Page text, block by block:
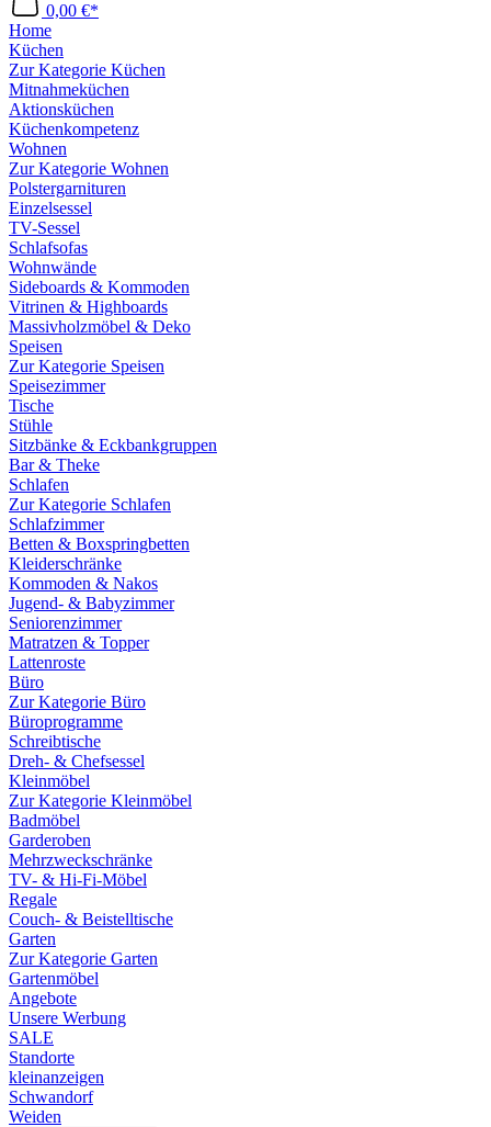
0,00 €*
Home
Küchen
Zur Kategorie Küchen
Mitnahmeküchen
Aktionsküchen
Küchenkompetenz
Wohnen
Zur Kategorie Wohnen
Polstergarnituren
Einzelsessel
TV-Sessel
Schlafsofas
Wohnwände
Sideboards & Kommoden
Vitrinen & Highboards
Massivholzmöbel & Deko
Speisen
Zur Kategorie Speisen
Speisezimmer
Tische
Stühle
Sitzbänke & Eckbankgruppen
Bar & Theke
Schlafen
Zur Kategorie Schlafen
Schlafzimmer
Betten & Boxspringbetten
Kleiderschränke
Kommoden & Nakos
Jugend- & Babyzimmer
Seniorenzimmer
Matratzen & Topper
Lattenroste
Büro
Zur Kategorie Büro
Büroprogramme
Schreibtische
Dreh- & Chefsessel
Kleinmöbel
Zur Kategorie Kleinmöbel
Badmöbel
Garderoben
Mehrzweckschränke
TV- & Hi-Fi-Möbel
Regale
Couch- & Beistelltische
Garten
Zur Kategorie Garten
Gartenmöbel
Angebote
Unsere Werbung
SALE
Standorte
kleinanzeigen
Schwandorf
Weiden